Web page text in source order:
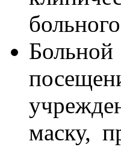
маску,